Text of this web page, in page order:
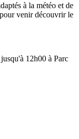
à la météo et de
venir découvrir le
12h00 à Parc